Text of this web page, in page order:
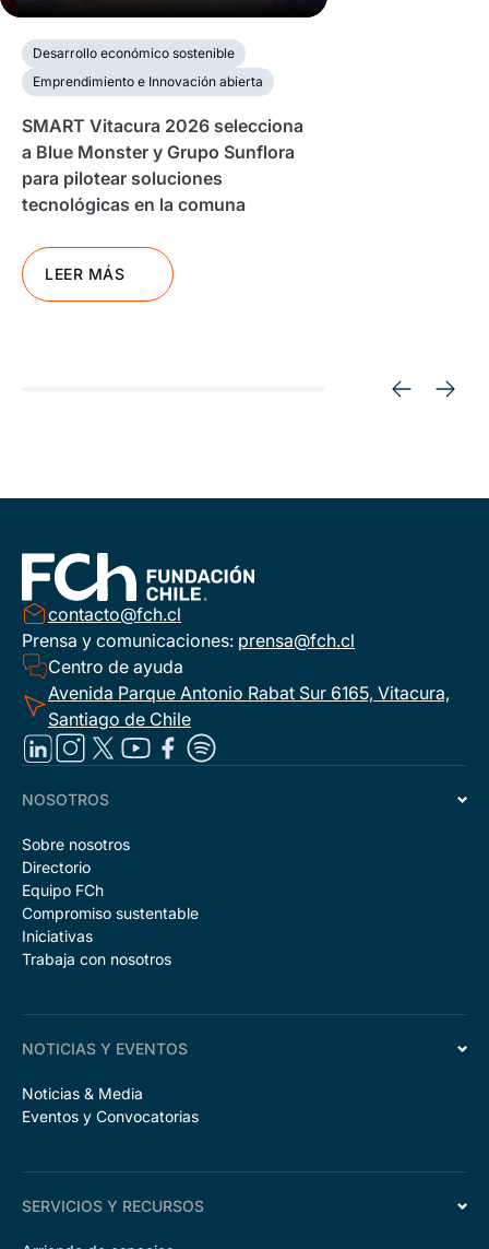
Desarrollo económico sostenible
Emprendimiento e Innovación abierta
SMART Vitacura 2026 selecciona
a Blue Monster y Grupo Sunflora
para pilotear soluciones
tecnológicas en la comuna
LEER MÁS
contacto@fch.cl
Prensa y comunicaciones: prensa@fch.cl
Centro de ayuda
Avenida Parque Antonio Rabat Sur 6165, Vitacura,
Santiago de Chile
NOSOTROS
Sobre nosotros
Directorio
Equipo FCh
Compromiso sustentable
Iniciativas
Trabaja con nosotros
NOTICIAS Y EVENTOS
Noticias & Media
Eventos y Convocatorias
SERVICIOS Y RECURSOS